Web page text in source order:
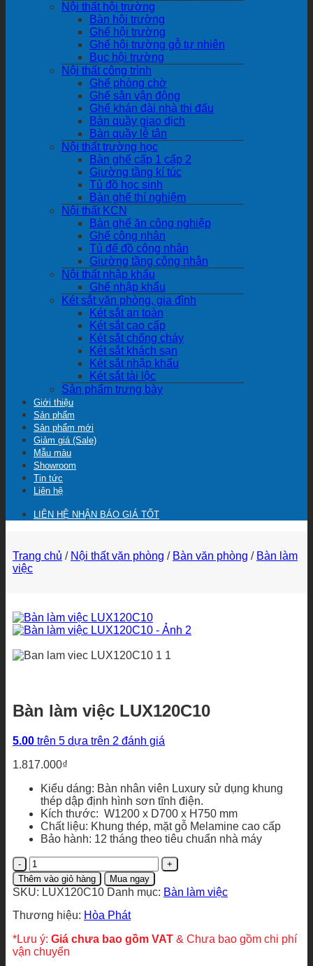
Nội thất hội trường
Bàn hội trường
Ghế hội trường
Ghế hội trường gỗ tự nhiên
Bục hội trường
Nội thất công trình
Ghế phòng chờ
Ghế sân vận động
Ghế khán đài nhà thi đấu
Bàn quầy giao dịch
Bàn quầy lễ tân
Nội thất trường học
Bàn ghế cấp 1 cấp 2
Giường tầng kí túc
Tủ đồ học sinh
Bàn ghế thí nghiệm
Nội thất KCN
Bàn ghế ăn công nghiệp
Ghế công nhân
Tủ để đồ công nhân
Giường tầng công nhân
Nội thất nhập khẩu
Ghế nhập khẩu
Két sắt văn phòng, gia đình
Két sắt an toàn
Két sắt cao cấp
Két sắt chống cháy
Két sắt khách sạn
Két sắt nhập khẩu
Két sắt tài lộc
Sản phẩm trưng bày
Giới thiệu
Sản phẩm
Sản phẩm mới
Giảm giá (Sale)
Mẫu màu
Showroom
Tin tức
Liên hệ
LIÊN HỆ NHẬN BÁO GIÁ TỐT
Trang chủ / Nội thất văn phòng / Bàn văn phòng / Bàn làm
việc
Bàn làm việc LUX120C10
5.00 trên 5 dựa trên 2 đánh giá
1.817.000₫
Kiểu dáng: Bàn nhân viên Luxury sử dụng khung
thép dập định hình sơn tĩnh điện.
Kích thước: W1200 x D700 x H750 mm
Chất liệu: Khung thép, mặt gỗ Melamine cao cấp
Bảo hành: 12 tháng theo tiêu chuẩn nhà máy
Bàn
làm
việc
LUX120C10
số
lượng
Thêm vào giỏ hàng Mua ngay
SKU: LUX120C10 Danh mục: Bàn làm việc
Thương hiệu: Hòa Phát
*Lưu ý: Giá chưa bao gồm VAT & Chưa bao gồm chi phí
vận chuyển